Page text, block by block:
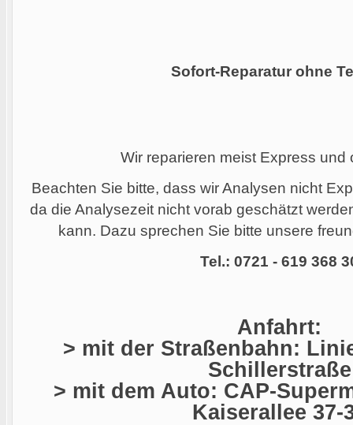
Sofort-Reparatur ohne
Wir reparieren meist Express und
Beachten Sie bitte, dass wir Analysen nicht
da die Analysezeit nicht vorab geschätzt
kann. Dazu sprechen Sie bitte unsere
Tel.: 0721 - 619 368
Anfahrt:
> mit der Straßenbahn:
Schillerstraße
> mit dem Auto: CAP-
Kaiserallee 37-